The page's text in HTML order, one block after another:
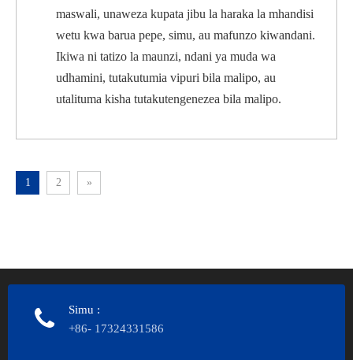
maswali, unaweza kupata jibu la haraka la mhandisi
wetu kwa barua pepe, simu, au mafunzo kiwandani.
Ikiwa ni tatizo la maunzi, ndani ya muda wa
udhamini, tutakutumia vipuri bila malipo, au
utalituma kisha tutakutengenezea bila malipo.
1 2 »
Simu :
+86- 17324331586